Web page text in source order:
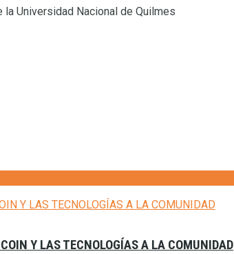
Universidad Nacional de Quilmes
Y LAS TECNOLOGÍAS A LA COMUNIDAD